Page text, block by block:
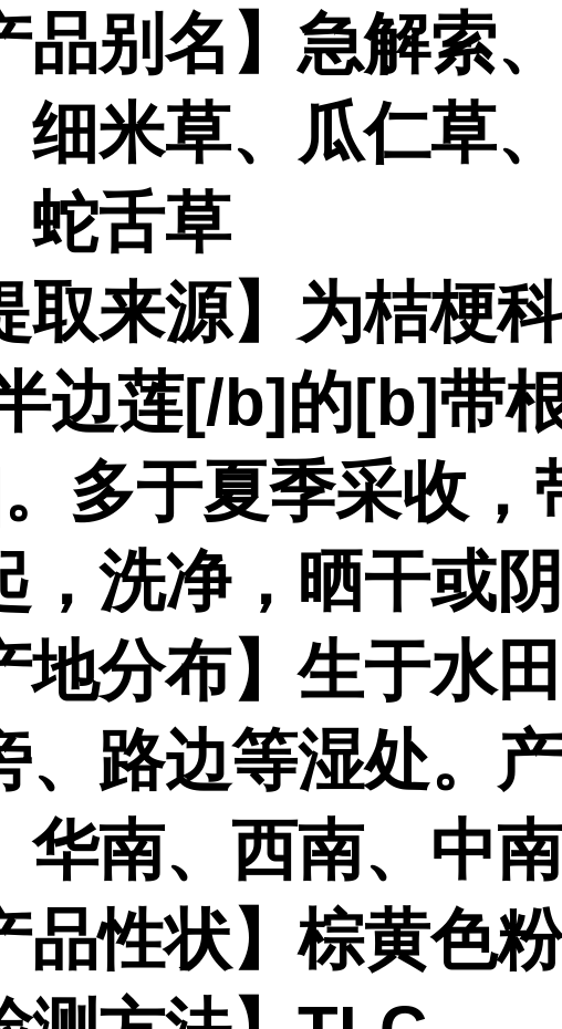
品别名】急解索
细米草、瓜仁草
蛇舌草
取来源】为桔梗
边莲[/b]的[b]带
多于夏季采收，
，洗净，晒干或
地分布】生于水
、路边等湿处。
华南、西南、中
品性状】棕黄色